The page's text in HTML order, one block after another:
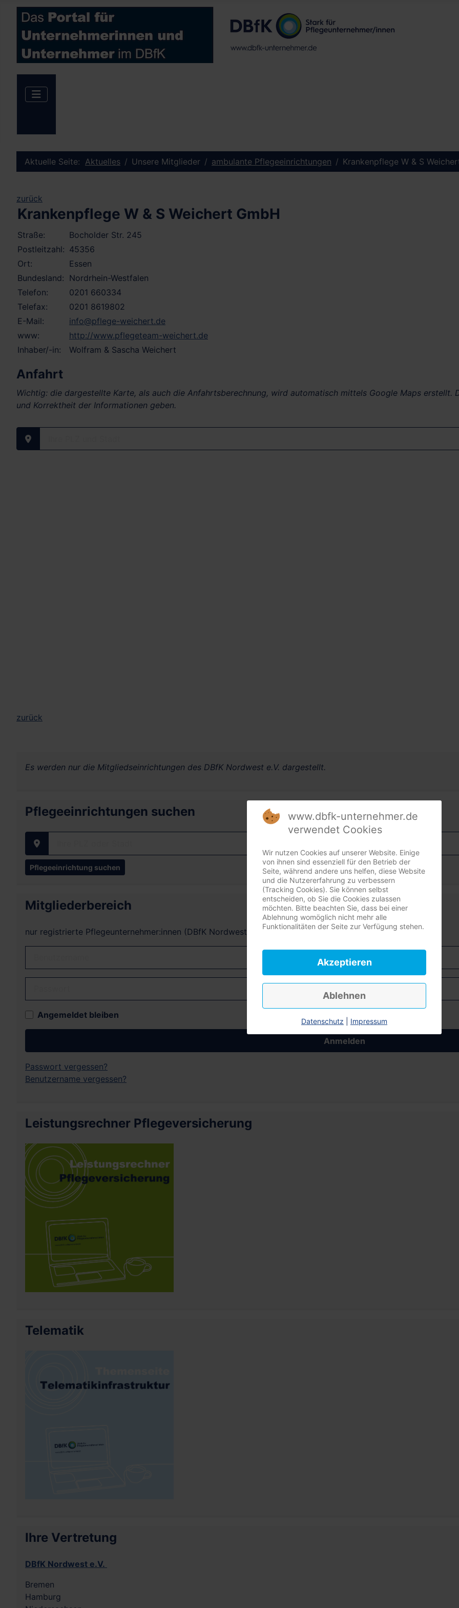
Aktuelle Seite: Aktuelles Unsere Mitglieder ambulante Pflegeeinrichtungen Krankenpflege W & S
zurück
Krankenpflege W & S Weichert GmbH
Straße:
Bocholder Str. 245
Postleitzahl: 45356
Ort:
Essen
Bundesland: Nordrhein-Westfalen
Telefon:
0201 660334
Telefax:
0201 8619802
E-Mail:
info@pflege-weichert.de
www:
http://www.pflegeteam-weichert.de
Inhaber/-in:
Wolfram & Sascha Weichert
Anfahrt
Wichtig: die dargestellte Karte, als auch die Anfahrtsberechnung, wird automatisch mittels Google Maps erstellt.
und Korrektheit der Informationen geben.
Ihre PLZ und Stadt
zurück
Es werden nur die Mitgliedseinrichtungen des DBfK Nordwest e.V. dargestellt.
Pflegeeinrichtungen suchen
Ihre PLZ oder Stadt
Mitgliederbereich
nur registrierte Pflegeunternehmer:innen (DBfK Nordwest + Südost)
Angemeldet bleiben
Anmelden
Passwort vergessen?
Benutzername vergessen?
Leistungsrechner Pflegeversicherung
Telematik
Ihre Vertretung
DBfK Nordwest e.V.
Bremen
Hamburg
www.dbfk-unternehmer.de
verwendet Cookies
Wir nutzen Cookies auf unserer Website. Einige
von ihnen sind essenziell für den Betrieb der
Seite, während andere uns helfen, diese Website
und die Nutzererfahrung zu verbessern
(Tracking Cookies). Sie können selbst
entscheiden, ob Sie die Cookies zulassen
möchten. Bitte beachten Sie, dass bei einer
Ablehnung womöglich nicht mehr alle
Funktionalitäten der Seite zur Verfügung stehen.
Akzeptieren
Ablehnen
Datenschutz Impressum